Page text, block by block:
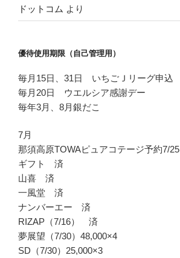
ドットコム より
優待使用期限（自己管理用）
毎月15日、31日 いちごＪリーグ申込
毎月20日 ウエルシア感謝デー
毎年3月、8月銀だこ
7月
那須高原TOWAピュアコテージ予約7/25
ギフト 済
山喜 済
一風堂 済
ナンバーエー 済
RIZAP（7/16） 済
夢展望（7/30）48,000×4
SD（7/30）25,000×3